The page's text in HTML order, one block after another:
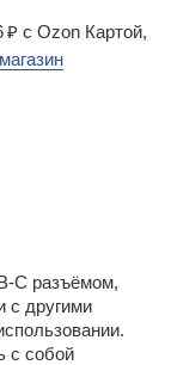
₽ c Ozon Картой,
C разъёмом,
с другими
с собой